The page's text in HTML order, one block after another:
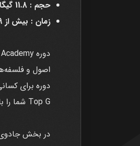
حجم : 11.8 گیگابایت
زمان : بیش از 29 ساعت
دوره برای
Top G شما را با دیدگاه‌ها و استراتژی‌های اثبات‌شده اندرو تیت در مسیر موفقیت، مدیریت مالی و بهبود شخصیت همراهی می‌کند.